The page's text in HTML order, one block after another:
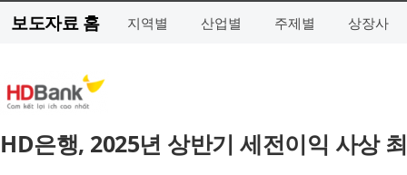
보도자료 홈 지역별 산업별 주제별 상장사
HD은행, 2025년 상반기 세전이익 사상